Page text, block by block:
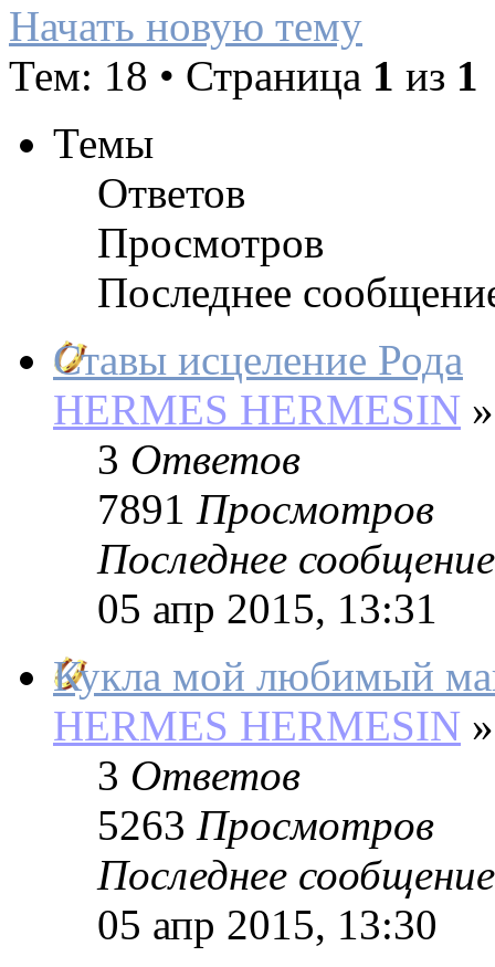
Начать новую тему
Тем: 18 • Страница 1 из 1
Темы
Ответов
Просмотров
Последнее
Ставы исцеление Рода
HERMES HERMESIN »
3 Ответов
7891 Просмотров
Последнее сообщение
05 апр 2015, 13:31
Кукла мой любимый
HERMES HERMESIN »
3 Ответов
5263 Просмотров
Последнее сообщение
05 апр 2015, 13:30